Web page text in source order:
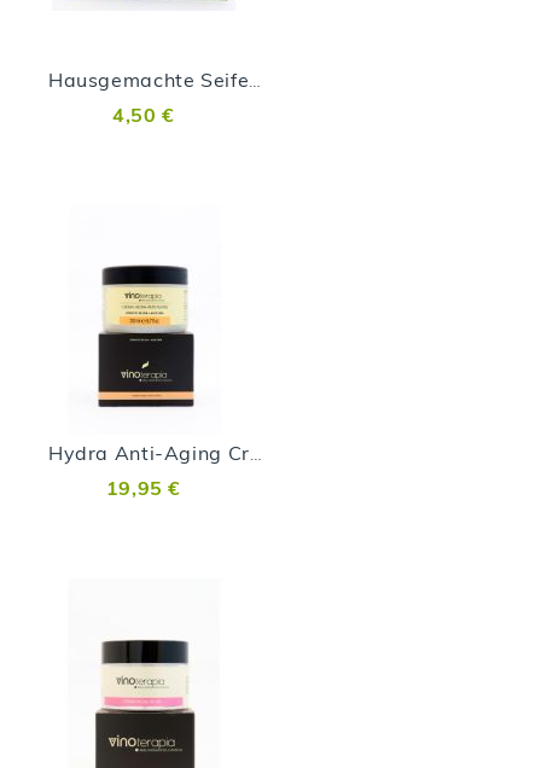
Hausgemachte Seife aus vulkanischen Malvasía-Trauben
4,50 €
Hydra Anti-Aging Creme aus vulkanischen Malvasía-Trauben - 200 ml
19,95 €